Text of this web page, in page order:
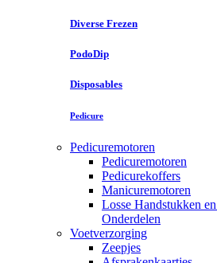
Diverse Frezen
PodoDip
Disposables
Pedicure
Pedicuremotoren
Pedicuremotoren
Pedicurekoffers
Manicuremotoren
Losse Handstukken
Onderdelen
Voetverzorging
Zeepjes